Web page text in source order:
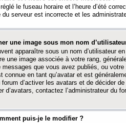
le fuseau horaire et l’heure d’été
du serveur est incorrecte et les
une image sous mon nom
apparaître sous un nom d’utilisateur
une image associée à votre rang,
messages que vous avez publiés, ou
connue en tant qu’avatar et est
forum d’activer les avatars et de décider
d’avatars, contactez l’administrateur du
puis-je le modifier ?